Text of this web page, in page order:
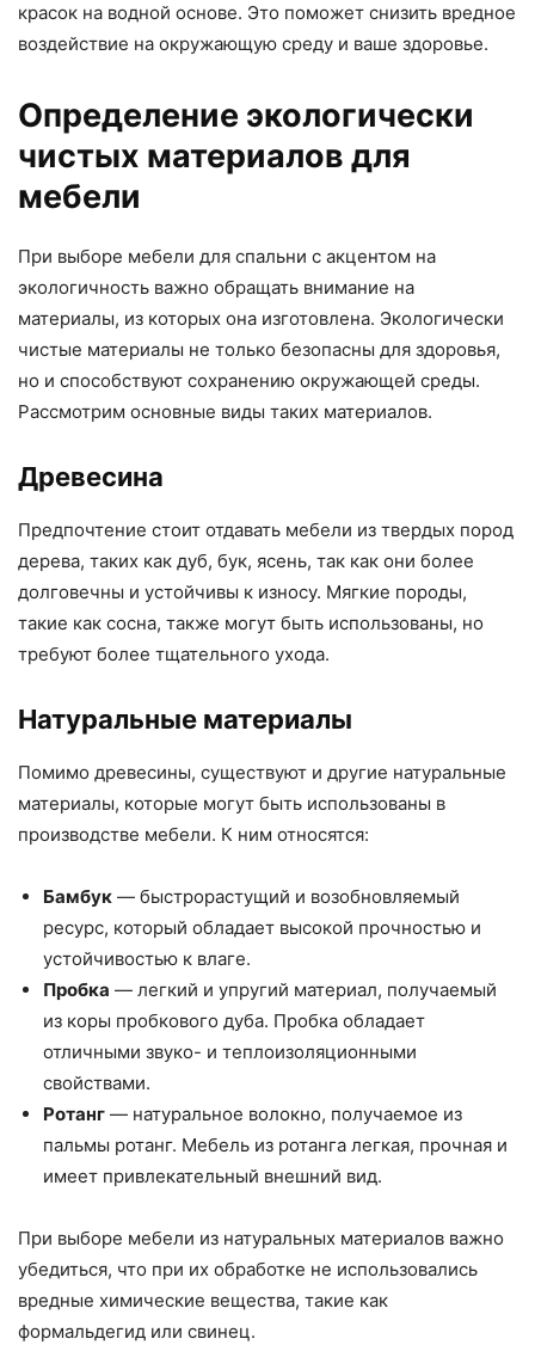
красок на водной основе. Это поможет снизить вредное
воздействие на окружающую среду и ваше здоровье.
Определение экологически
чистых материалов для
мебели
При выборе мебели для спальни с акцентом на
экологичность важно обращать внимание на
материалы, из которых она изготовлена. Экологически
чистые материалы не только безопасны для здоровья,
но и способствуют сохранению окружающей среды.
Рассмотрим основные виды таких материалов.
Древесина
Предпочтение стоит отдавать мебели из твердых пород
дерева, таких как дуб, бук, ясень, так как они более
долговечны и устойчивы к износу. Мягкие породы,
такие как сосна, также могут быть использованы, но
требуют более тщательного ухода.
Натуральные материалы
Помимо древесины, существуют и другие натуральные
материалы, которые могут быть использованы в
производстве мебели. К ним относятся:
Бамбук — быстрорастущий и возобновляемый
ресурс, который обладает высокой прочностью и
устойчивостью к влаге.
Пробка — легкий и упругий материал, получаемый
из коры пробкового дуба. Пробка обладает
отличными звуко- и теплоизоляционными
свойствами.
Ротанг — натуральное волокно, получаемое из
пальмы ротанг. Мебель из ротанга легкая, прочная и
имеет привлекательный внешний вид.
При выборе мебели из натуральных материалов важно
убедиться, что при их обработке не использовались
вредные химические вещества, такие как
формальдегид или свинец.